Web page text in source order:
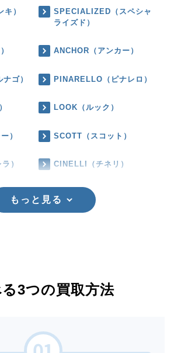
）
SPECIALIZED（スペシャ
ライズド）
ANCHOR（アンカー）
ゴ） PINARELLO（ピナレロ）
LOOK（ルック）
） SCOTT（スコット）
） CINELLI（チネリ）
もっと見る
3つの買取方法